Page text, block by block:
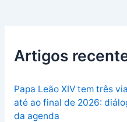
Artigos
Papa Leão XIV tem três
até ao final de 2026:
da agenda